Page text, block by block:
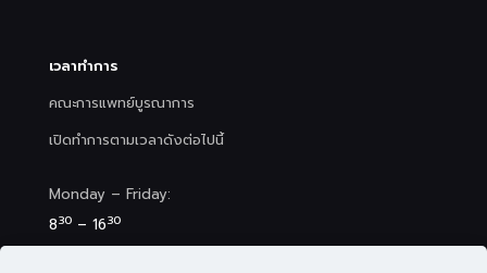
เวลาทำการ
คณะการแพทย์บูรณาการ
เปิดทำการตามเวลาดังต่อไปนี้
Monday – Friday:
830 – 1630